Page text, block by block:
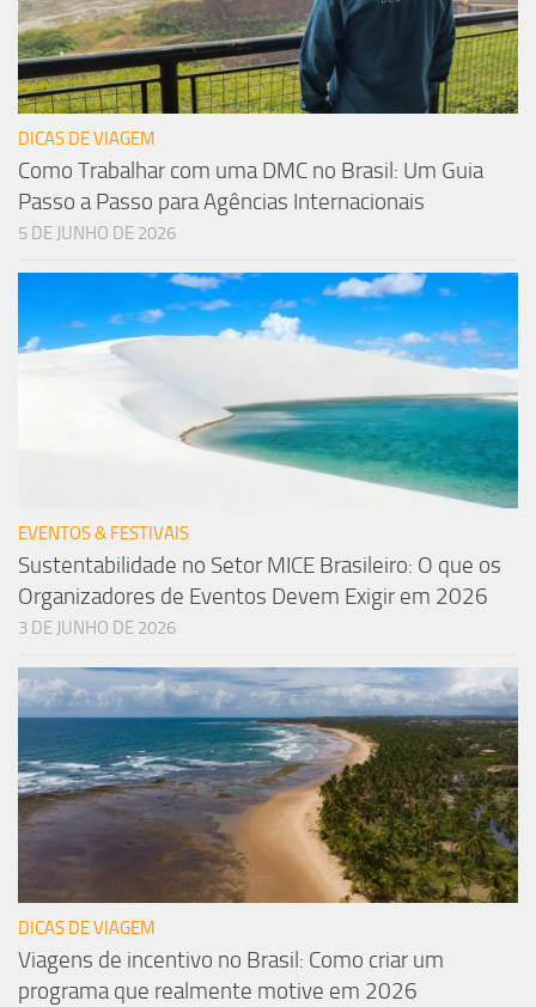
DICAS DE VIAGEM
Como Trabalhar com uma DMC no Brasil: Um Guia
Passo a Passo para Agências Internacionais
5 DE JUNHO DE 2026
EVENTOS & FESTIVAIS
Sustentabilidade no Setor MICE Brasileiro: O que os
Organizadores de Eventos Devem Exigir em 2026
3 DE JUNHO DE 2026
DICAS DE VIAGEM
Viagens de incentivo no Brasil: Como criar um
programa que realmente motive em 2026